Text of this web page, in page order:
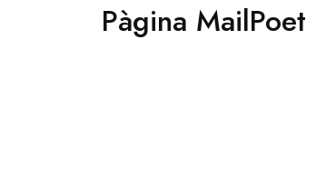
Pàgina MailPoet